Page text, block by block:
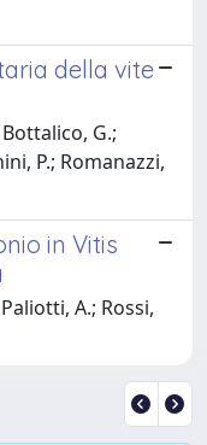
della vite
G.;
P.; Romanazzi,
in Vitis
A.; Rossi,